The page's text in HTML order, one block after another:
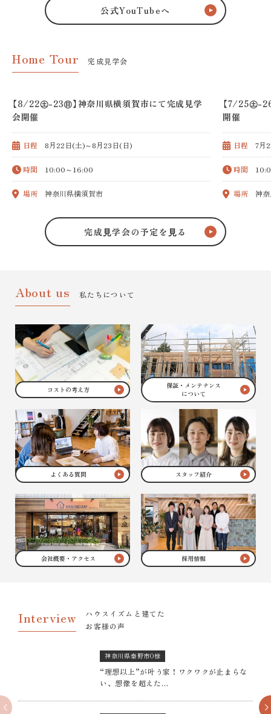
公式YouTubeへ
Home Tour 完成⾒学会
【8/22㊏-23㊐】神奈川県横須賀市にて完成見学
会開催
日程 8月22日(土)～8月23日(日)
時間 10:00～16:00
場所 神奈川県横須賀市
【7/25㊏-
開催
日程 7月
時間
場所 神
完成⾒学会の予定を⾒る
About us 私たちについて
コストの考え方
保証・メンテナンス
について
よくある質問 スタッフ紹介
会社概要・アクセス 採用情報
Interview
ハウスイズムと建てた
お客様の声
神奈川県秦野市O様
“理想以上”が叶う家！ワクワクが止まらな
い、想像を超えた…